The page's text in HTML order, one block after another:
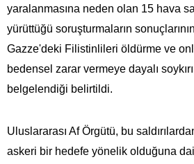
yaralanmasına neden olan 15 hava
yürüttüğü soruşturmaların
Gazze'deki Filistinlileri öldürme ve
bedensel zarar vermeye dayalı
belgelendiği belirtildi.
Uluslararası Af Örgütü, bu
askeri bir hedefe yönelik olduğuna